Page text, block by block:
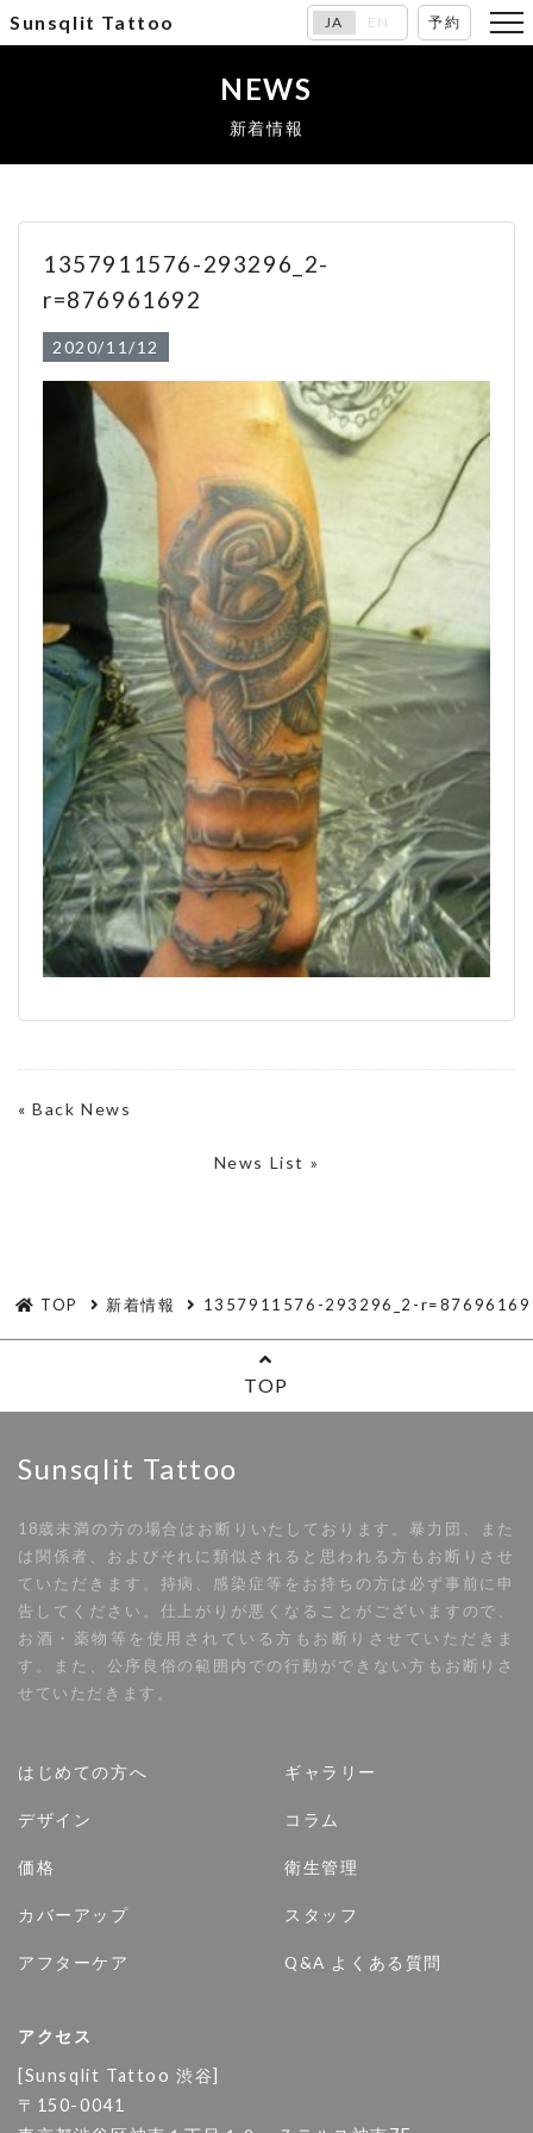
Sunsqlit Tattoo JA EN 予約
NEWS
新着情報
1357911576-293296_2-
r=876961692
2020/11/12
«Back News
News List »
TOP 新着情報 1357911576-293296_2-
TOP
Sunsqlit Tattoo
18歳未満の方の場合はお断りいたしております。暴力団、また
は関係者、およびそれに類似されると思われる方もお断りさせ
ていただきます。持病、感染症等をお持ちの方は必ず事前に申
告してください。仕上がりが悪くなることがございますので、
お酒・薬物等を使用されている方もお断りさせていただきま
す。また、公序良俗の範囲内での行動ができない方もお断りさ
せていただきます。
はじめての方へ
デザイン
価格
カバーアップ
アフターケア
ギャラリー
コラム
衛生管理
スタッフ
Q&A よくある質問
アクセス
[Sunsqlit Tattoo 渋谷]
〒150-0041